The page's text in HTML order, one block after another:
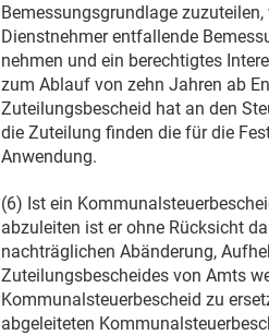
Bemessungsgrundlage
Dienstnehmer entfallende
nehmen und ein berechtigtes
zum Ablauf von zehn Jahren ab
Zuteilungsbescheid hat an den
die Zuteilung finden die für die
Anwendung.
(6) Ist ein
abzuleiten ist er ohne Rücksicht
nachträglichen Abänderung,
Zuteilungsbescheides von Amts
Kommunalsteuerbescheid zu
abgeleiteten